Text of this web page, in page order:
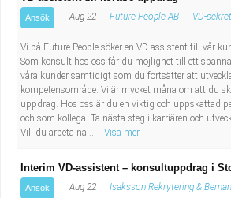
Ansök Aug 22 Future People AB VD-
Vi på Future People söker en VD-assistent till vår
Som konsult hos oss får du möjlighet till ett
våra kunder samtidigt som du fortsätter att
kompetensområde. Vi är mycket måna om att du
uppdrag. Hos oss är du en viktig och uppskattad
och som kollega. Ta nästa steg i karriären och
Vill du arbeta nä...
Visa mer
Interim VD-assistent – konsultuppdrag i
Ansök Aug 22 Isaksson Rekrytering &